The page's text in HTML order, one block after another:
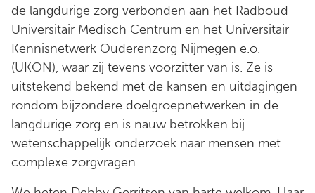
de langdurige zorg verbonden aan het Radboud
Universitair Medisch Centrum en het Universitair
Kennisnetwerk Ouderenzorg Nijmegen e.o.
(UKON), waar zij tevens voorzitter van is. Ze is
uitstekend bekend met de kansen en uitdagingen
rondom bijzondere doelgroepnetwerken in de
langdurige zorg en is nauw betrokken bij
wetenschappelijk onderzoek naar mensen met
complexe zorgvragen.